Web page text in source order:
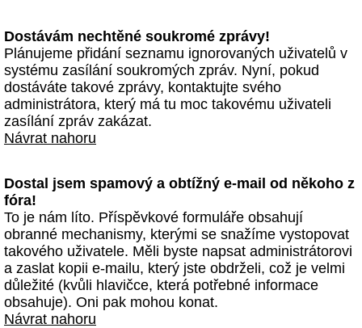
Dostávám nechtěné soukromé zprávy!
Plánujeme přidání seznamu ignorovaných uživatelů v
systému zasílání soukromých zpráv. Nyní, pokud
dostáváte takové zprávy, kontaktujte svého
administrátora, který má tu moc takovému uživateli
zasílání zpráv zakázat.
Návrat nahoru
Dostal jsem spamový a obtížný e-mail od někoho z
fóra!
To je nám líto. Příspěvkové formuláře obsahují
obranné mechanismy, kterými se snažíme vystopovat
takového uživatele. Měli byste napsat administrátorovi
a zaslat kopii e-mailu, který jste obdrželi, což je velmi
důležité (kvůli hlavičce, která potřebné informace
obsahuje). Oni pak mohou konat.
Návrat nahoru